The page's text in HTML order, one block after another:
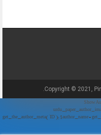
Copyright © 2021,
// Show
get_the_author_meta('ID'); $author_name =